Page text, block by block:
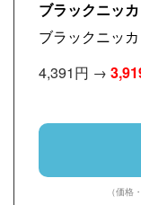
ブラックニッカ
ブラックニッ
4,391円 →
（価格